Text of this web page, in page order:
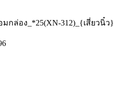
กล่อง_*25(XN-312)_{เสี่ยวนิ๋ว}